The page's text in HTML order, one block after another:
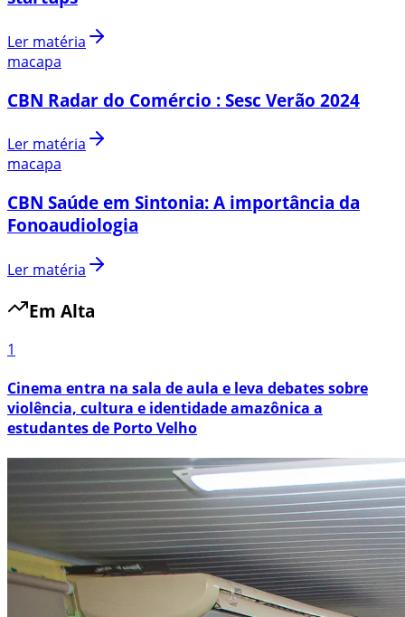
Ler matéria
macapa
CBN Radar do Comércio : Sesc Verão 2024
Ler matéria
macapa
CBN Saúde em Sintonia: A importância da
Fonoaudiologia
Ler matéria
Em Alta
1
Cinema entra na sala de aula e leva debates sobre
violência, cultura e identidade amazônica a
estudantes de Porto Velho